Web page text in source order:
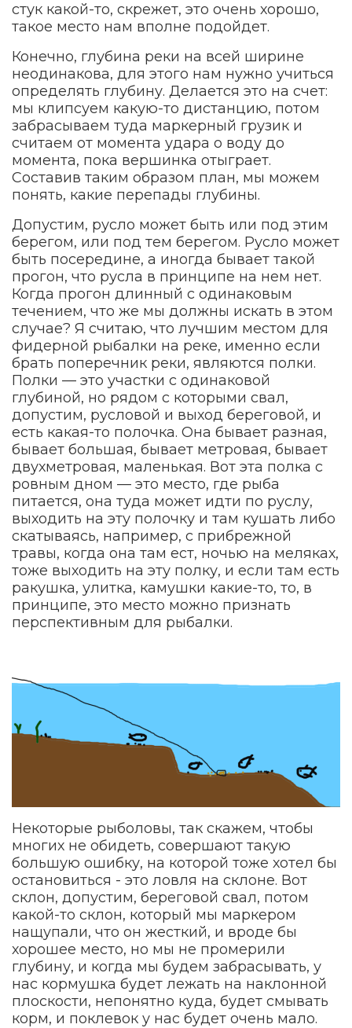
стук какой-то, скрежет, это очень хорошо,
такое место нам вполне подойдет.
Конечно, глубина реки на всей ширине
неодинакова, для этого нам нужно учиться
определять глубину. Делается это на счет:
мы клипсуем какую-то дистанцию, потом
забрасываем туда маркерный грузик и
считаем от момента удара о воду до
момента, пока вершинка отыграет.
Составив таким образом план, мы можем
понять, какие перепады глубины.
Допустим, русло может быть или под этим
берегом, или под тем берегом. Русло может
быть посередине, а иногда бывает такой
прогон, что русла в принципе на нем нет.
Когда прогон длинный с одинаковым
течением, что же мы должны искать в этом
случае? Я считаю, что лучшим местом для
фидерной рыбалки на реке, именно если
брать поперечник реки, являются полки.
Полки — это участки с одинаковой
глубиной, но рядом с которыми свал,
допустим, русловой и выход береговой, и
есть какая-то полочка. Она бывает разная,
бывает большая, бывает метровая, бывает
двухметровая, маленькая. Вот эта полка с
ровным дном — это место, где рыба
питается, она туда может идти по руслу,
выходить на эту полочку и там кушать либо
скатываясь, например, с прибрежной
травы, когда она там ест, ночью на меляках,
тоже выходить на эту полку, и если там есть
ракушка, улитка, камушки какие-то, то, в
принципе, это место можно признать
перспективным для рыбалки.
Некоторые рыболовы, так скажем, чтобы
многих не обидеть, совершают такую
большую ошибку, на которой тоже хотел бы
остановиться - это ловля на склоне. Вот
склон, допустим, береговой свал, потом
какой-то склон, который мы маркером
нащупали, что он жесткий, и вроде бы
хорошее место, но мы не промерили
глубину, и когда мы будем забрасывать, у
нас кормушка будет лежать на наклонной
плоскости, непонятно куда, будет смывать
корм, и поклевок у нас будет очень мало.